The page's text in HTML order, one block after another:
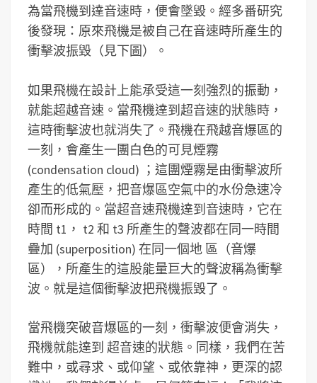
為當飛機到達音速時，便會墜毀。經多番研究
後發現：原來飛機是被自己在音速時所產生的
衝擊波振毀（見下圖）。
如果飛機在設計上能承受這一刻強烈的振動，
就能超越音速。當飛機達到超音速的狀態時，
這時衝擊波也就消失了。飛機在飛越音爆區的
一刻，會產生一團白色的可見煙霧
(condensation cloud) ；這團煙霧是由衝擊波所
產生的低氣壓，把音爆區空氣中的水份急速冷
卻而形成的。當超音速飛機達到音速時，它在
時間 t1， t2 和 t3 所產生的聲波都在同一時間
疊加 (superposition) 在同一個地 區（音爆
區），所產生的這股能量巨大的聲波稱為衝擊
波。就是這個衝擊波把飛機振毀了。
當飛機突破音爆區的一刻，衝擊波便會消失，
飛機就能達到 超音速的狀態。同樣，我們在苦
難中，或尋求、或仰望、或依靠神，更深的認